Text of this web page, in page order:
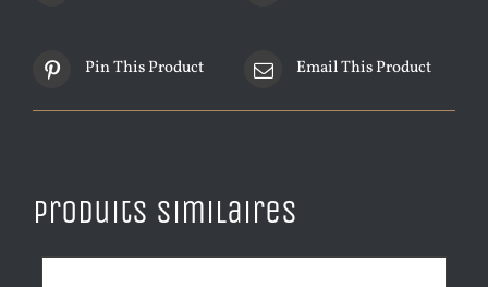
Pin This Product Email This Product
Produits similaires